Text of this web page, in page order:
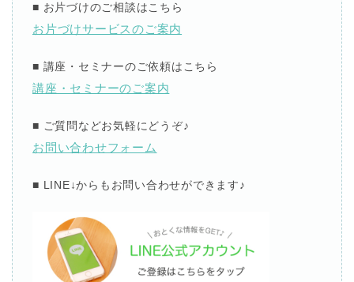
■ お片づけのご相談はこちら
お片づけサービスのご案内
■ 講座・セミナーのご依頼はこちら
講座・セミナーのご案内
■ ご質問などお気軽にどうぞ♪
お問い合わせフォーム
■ LINE↓からもお問い合わせができます♪